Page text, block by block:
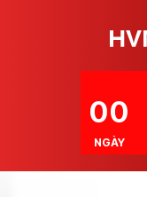
00
NGÀY